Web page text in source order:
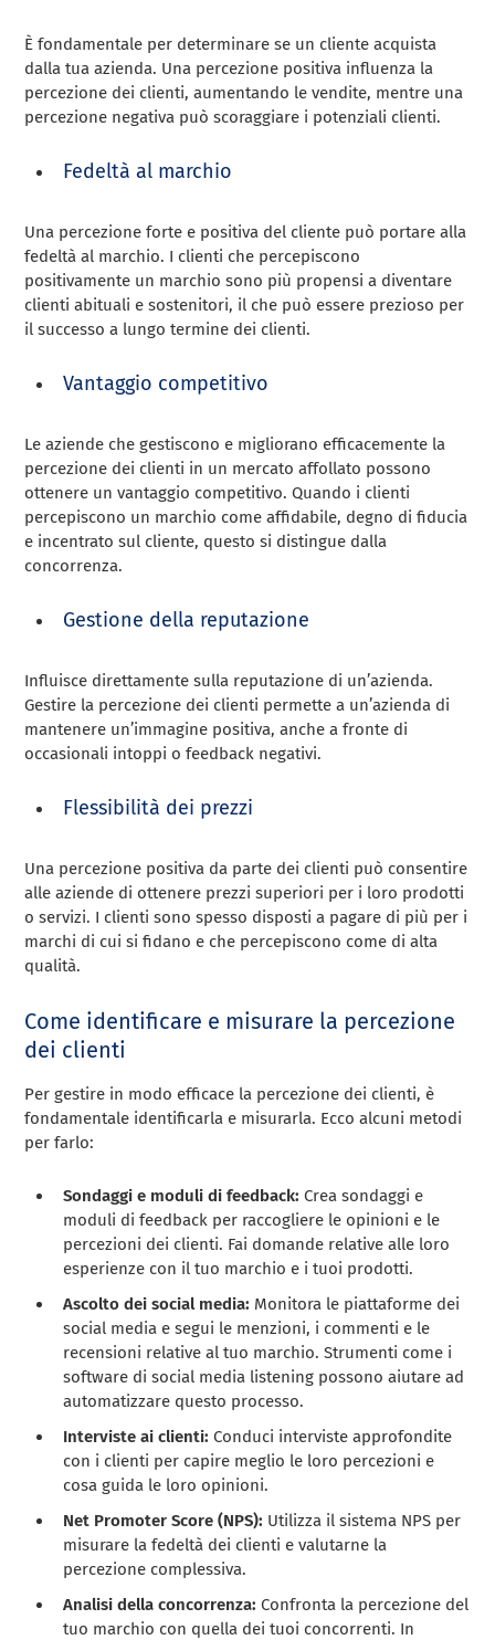
È fondamentale per determinare se un cliente acquista
dalla tua azienda. Una percezione positiva influenza la
percezione dei clienti, aumentando le vendite, mentre una
percezione negativa può scoraggiare i potenziali clienti.
Fedeltà al marchio
Una percezione forte e positiva del cliente può portare alla
fedeltà al marchio. I clienti che percepiscono
positivamente un marchio sono più propensi a diventare
clienti abituali e sostenitori, il che può essere prezioso per
il successo a lungo termine dei clienti.
Vantaggio competitivo
Le aziende che gestiscono e migliorano efficacemente la
percezione dei clienti in un mercato affollato possono
ottenere un vantaggio competitivo. Quando i clienti
percepiscono un marchio come affidabile, degno di fiducia
e incentrato sul cliente, questo si distingue dalla
concorrenza.
Gestione della reputazione
Influisce direttamente sulla reputazione di un’azienda.
Gestire la percezione dei clienti permette a un’azienda di
mantenere un’immagine positiva, anche a fronte di
occasionali intoppi o feedback negativi.
Flessibilità dei prezzi
Una percezione positiva da parte dei clienti può consentire
alle aziende di ottenere prezzi superiori per i loro prodotti
o servizi. I clienti sono spesso disposti a pagare di più per i
marchi di cui si fidano e che percepiscono come di alta
qualità.
Come identificare e misurare la percezione
dei clienti
Per gestire in modo efficace la percezione dei clienti, è
fondamentale identificarla e misurarla. Ecco alcuni metodi
per farlo:
Sondaggi e moduli di feedback:Crea sondaggi e
moduli di feedback per raccogliere le opinioni e le
percezioni dei clienti. Fai domande relative alle loro
esperienze con il tuo marchio e i tuoi prodotti.
Ascolto dei social media: Monitora le piattaforme dei
social media e segui le menzioni, i commenti e le
recensioni relative al tuo marchio. Strumenti come i
software di social media listening possono aiutare ad
automatizzare questo processo.
Interviste ai clienti: Conduci interviste approfondite
con i clienti per capire meglio le loro percezioni e
cosa guida le loro opinioni.
Net Promoter Score (NPS): Utilizza il sistema NPS per
misurare la fedeltà dei clienti e valutarne la
percezione complessiva.
Analisi della concorrenza:Confronta la percezione del
tuo marchio con quella dei tuoi concorrenti. In